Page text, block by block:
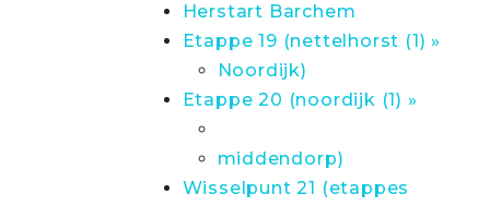
Herstart Barchem
Etappe 19 (nettelhorst (1) »
Noordijk)
Etappe 20 (noordijk (1) »
middendorp)
Wisselpunt 21 (etappes